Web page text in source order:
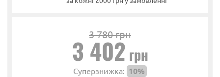
3 780 грн
3 402 грн
Суперзнижка: 10%